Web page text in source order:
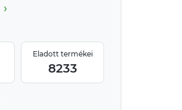
›
Eladott termékei
8233